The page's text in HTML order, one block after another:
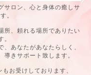
サロン、心と身体の癒しサ
。
所、頼れる場所でありたい
。
あなたがあなたらしく、
きサポート致します。
お受けしております、